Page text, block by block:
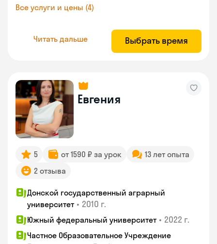
Все услуги и цены (4)
Читать дальше Выбрать время
Евгения
5 от 1590 ₽ за урок
13 лет опыта
2 отзыва
Донской государственный аграрный
университет • 2010 г.
Южный федеральный университет • 2022 г.
Частное Образовательное Учреждение